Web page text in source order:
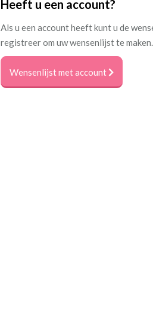
Heeft u een account?
Als u een account heeft kunt u de
registreer om uw wensenlijst te maken.
Wensenlijst met account